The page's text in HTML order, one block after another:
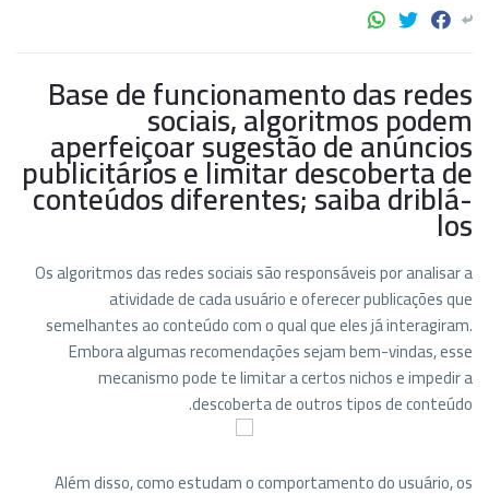
Base de funcionamento das redes
sociais, algoritmos podem
aperfeiçoar sugestão de anúncios
publicitários e limitar descoberta de
conteúdos diferentes; saiba driblá-
los
Os algoritmos das redes sociais são responsáveis por analisar a
atividade de cada usuário e oferecer publicações que
semelhantes ao conteúdo com o qual que eles já interagiram.
Embora algumas recomendações sejam bem-vindas, esse
mecanismo pode te limitar a certos nichos e impedir a
descoberta de outros tipos de conteúdo.
Além disso, como estudam o comportamento do usuário, os